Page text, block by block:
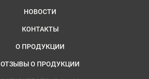
НОВОСТИ
КОНТАКТЫ
О ПРОДУКЦИИ
ОТЗЫВЫ О ПРОДУКЦИИ